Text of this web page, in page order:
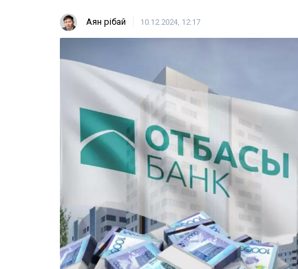
Аян Өрібай 10.12.2024, 12:17